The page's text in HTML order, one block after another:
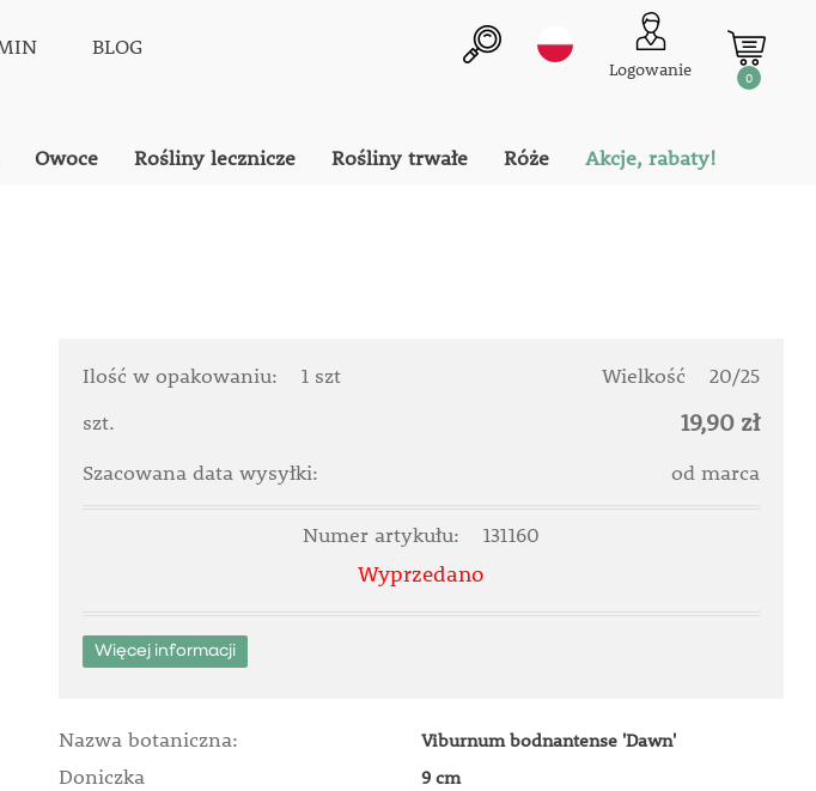
BLOG
Logowanie 0
Owoce Rośliny lecznicze Rośliny trwałe Róże Akcje, rabaty!
Ilość w opakowaniu: 1 szt Wielkość
20/25
szt.
19,90 zł
Szacowana data wysyłki: od marca
Numer artykułu: 131160
Wyprzedano
Więcej informacji
Nazwa botaniczna: Viburnum bodnantense 'Dawn'
Doniczka 9 cm